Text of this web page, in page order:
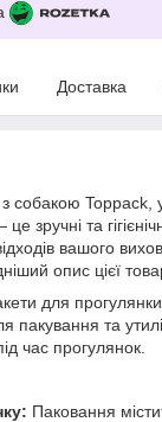
Доставка
собакою Toppack,
зручні та
вашого
опис цієї
для
пакування та
час прогулянок.
Паковання